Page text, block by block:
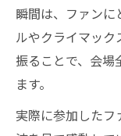
瞬間は、ファンに
ルやクライマッ
振ることで、会
ます。
実際に参加した